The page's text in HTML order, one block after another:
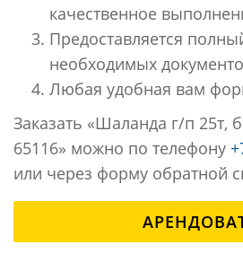
качественное
Предоставляется
необходимых
Любая удобная вам
Заказать «Шаланда г/п 25т,
65116» можно по телефону
или через форму обратной